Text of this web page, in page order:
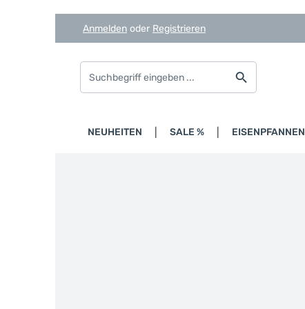
Zum Hauptinhalt springen
Zur Suche springen
Zur Hauptnavigation springen
Anmelden oder Registrieren
NEUHEITEN SALE % EISENPFANNEN